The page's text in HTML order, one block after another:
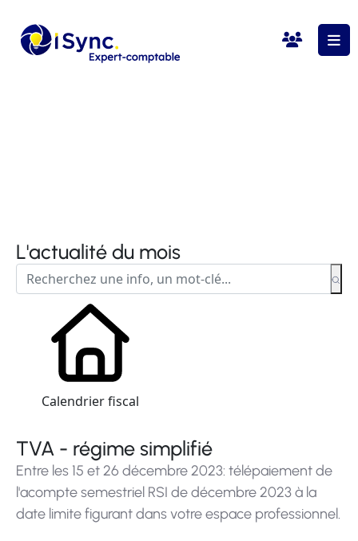
L'actualité du mois
Calendrier fiscal
TVA - régime simplifié
Entre les 15 et 26 décembre 2023: télépaiement de
l'acompte semestriel RSI de décembre 2023 à la
date limite figurant dans votre espace professionnel.